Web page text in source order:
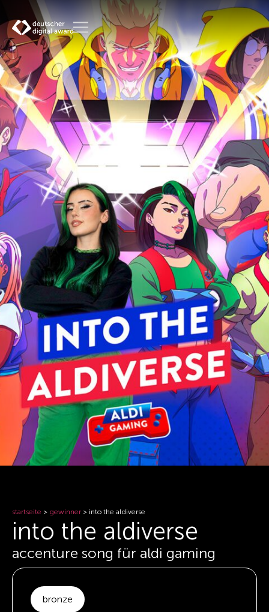
startseite > gewinner> into the aldiverse
into the aldiverse
accenture song für aldi gaming
bronze